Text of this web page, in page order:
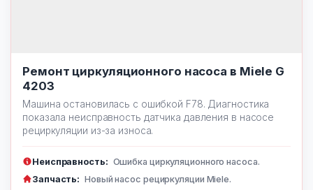
Ремонт циркуляционного насоса в Miele G
4203
Машина остановилась с ошибкой F78. Диагностика
показала неисправность датчика давления в насосе
рециркуляции из-за износа.
Неисправность: Ошибка циркуляционного насоса.
Запчасть: Новый насос рециркуляции Miele.